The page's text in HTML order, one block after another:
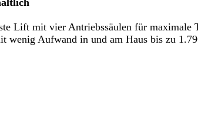
Lift mit vier Antriebssäulen für maximale
wenig Aufwand in und am Haus bis zu